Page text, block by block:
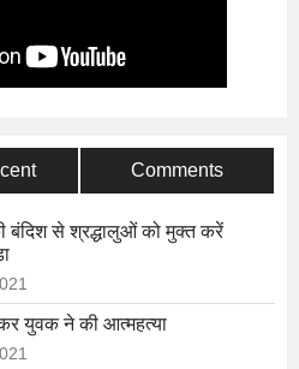
Comments
बंदिश से श्रद्धालुओं को मुक्त करें
युवक ने की आत्महत्या